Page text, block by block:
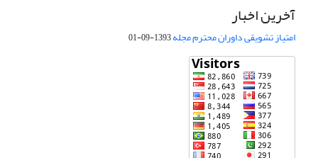
آخرین اخبار
امتیاز تشویقی داوران محترم مجله1393-09-01